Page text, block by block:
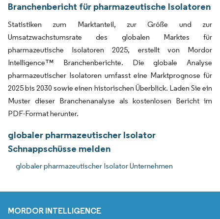
Branchenbericht für pharmazeutische Isolatoren
Statistiken zum Marktanteil, zur Größe und zur
Umsatzwachstumsrate des globalen Marktes für
pharmazeutische Isolatoren 2025, erstellt von Mordor
Intelligence™ Branchenberichte. Die globale Analyse
pharmazeutischer Isolatoren umfasst eine Marktprognose für
2025 bis 2030 sowie einen historischen Überblick. Laden Sie ein
Muster dieser Branchenanalyse als kostenlosen Bericht im
PDF-Format herunter.
globaler pharmazeutischer Isolator
Schnappschüsse melden
globaler pharmazeutischer Isolator Unternehmen
MORDOR INTELLIGENCE